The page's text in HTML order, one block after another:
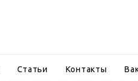
to
Статьи Контакты